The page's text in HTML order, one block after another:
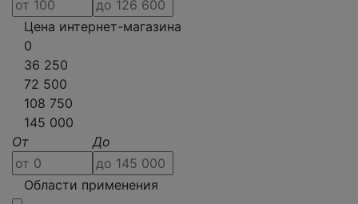
Цена интернет-магазина
0
36 250
72 500
108 750
145 000
От
До
Области применения